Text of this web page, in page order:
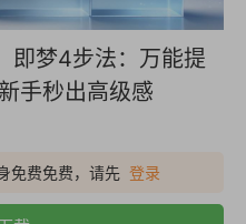
即梦4步法：万能提
手秒出高级感
免费免费，请先 登录